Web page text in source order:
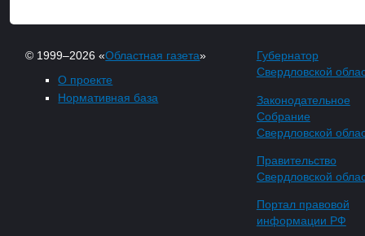
© 1999–2026 «Областная газета»
О проекте
Нормативная база
Губернатор
Свердловской
Законодательное
Собрание
Свердловской
Правительство
Свердловской
Портал правовой
информации РФ